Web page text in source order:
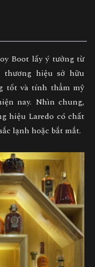
Boot lấy ý tưởng từ
hiệu sở hữu
tốt và tính thẩm mỹ
nay. Nhìn chung,
hiệu Laredo có chất
lạnh hoặc bắt mắt.